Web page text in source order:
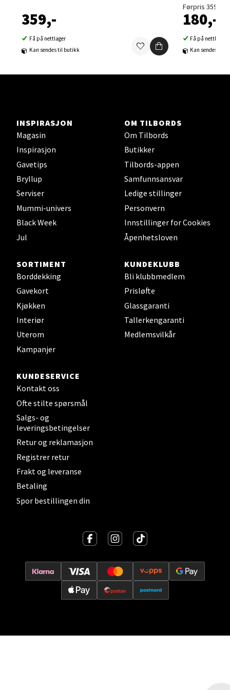
359,-
Få på nettlager
Kan sendes til butikk
Førpris 359,-
180,-
Få på nettlager
Kan sendes til
INSPIRASJON
Magasin
Inspirasjon
Gavetips
Bryllup
Serviser
Mummi-univers
Black Week
Jul
OM TILBORDS
Om Tilbords
Butikker
Tilbords-appen
Samfunnsansvar
Ledige stillinger
Personvern
Innstillinger for Cookies
Åpenhetsloven
SORTIMENT
Borddekking
Gavekort
Kjøkken
Interiør
Uterom
Kampanjer
KUNDEKLUBB
Bli klubbmedlem
Prisløfte
Glassgaranti
Tallerkengaranti
Medlemsvilkår
KUNDESERVICE
Kontakt oss
Ofte stilte spørsmål
Salgs- og
leveringsbetingelser
Retur og reklamasjon
Registrer retur
Frakt og leveranse
Betaling
Spor bestillingen din
Velg
Steinkjer - Thon Senter Steinkjer
Sjøfartsgata 2, 7714 Steinkjer
Velg
Torgbakken 2, 5401 Stord
0 i butikk
Oslo - Thon Senter Storo
Vitaminveien 7 - 9, 0485 Oslo
Åpent i dag 10-21
Lillehammer - Strandtorget